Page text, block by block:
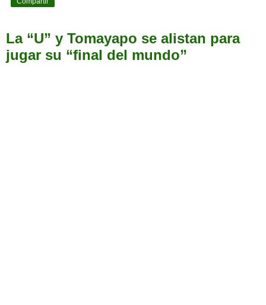
La “U” y Tomayapo se alistan para
jugar su “final del mundo”